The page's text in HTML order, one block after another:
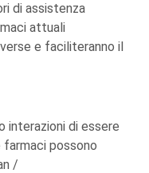
di assistenza
attuali
e faciliteranno il
interazioni di essere
farmaci possono
/